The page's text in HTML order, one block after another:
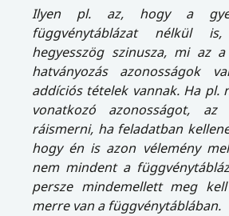
Ilyen pl. az, hogy a
függvénytáblázat nélkül
hegyesszög szinusza, mi az
hatványozás azonosságok
addíciós tételek vannak. Ha pl.
vonatkozó azonosságot,
ráismerni, ha feladatban
hogy én is azon vélemény
nem mindent a
persze mindemellett meg
merre van a függvénytáblában.